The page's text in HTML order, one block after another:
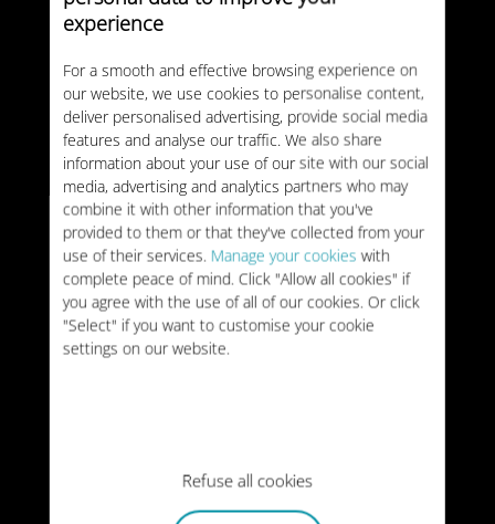
experience
For a smooth and effective browsing experience on
our website, we use cookies to personalise content,
deliver personalised advertising, provide social media
features and analyse our traffic. We also share
information about your use of our site with our social
media, advertising and analytics partners who may
combine it with other information that you've
provided to them or that they've collected from your
use of their services. Manage your cookies with
complete peace of mind. Click "Allow all cookies" if
you agree with the use of all of our cookies. Or click
"Select" if you want to customise your cookie
settings on our website.
Refuse all cookies